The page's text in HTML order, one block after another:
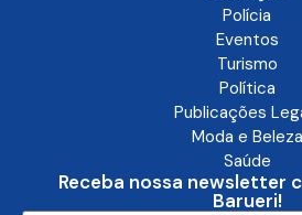
Polícia
Eventos
Turismo
Política
Publicações
Moda e Beleza
Saúde
Receba nossa newsletter
Barueri!